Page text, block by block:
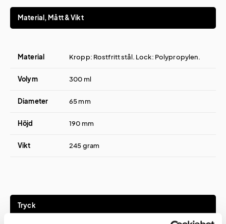
Material, Mått & Vikt
Material Kropp: Rostfritt stål. Lock: Polypropylen.
Volym 300 ml
Diameter 65 mm
Höjd 190 mm
Vikt 245 gram
Tryck